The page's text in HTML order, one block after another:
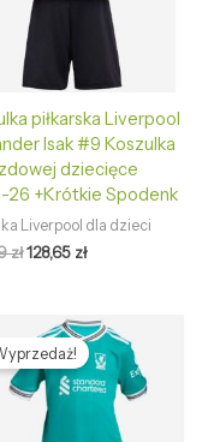
piłkarska Liverpool
Isak #9 Koszulka
dziecięce
26 +Krótkie Spodenk
Liverpool dla dzieci
zł128,65 zł
Pierwotna
cena
wynosiła:
465,89 zł.
Aktualna
cena
wynosi:
128,65 zł.